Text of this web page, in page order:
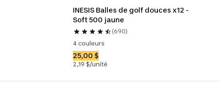
INESIS Balles de golf douces x12 -
Soft 500 jaune
(690)
4 couleurs
25,00 $
2,19 $/unité